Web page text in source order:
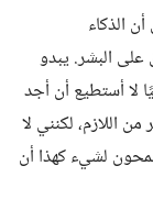
الذكاء
البشر. يبدو
لا أستطيع أن أجد
من اللازم، لكنني لا
لشيء كهذا أن